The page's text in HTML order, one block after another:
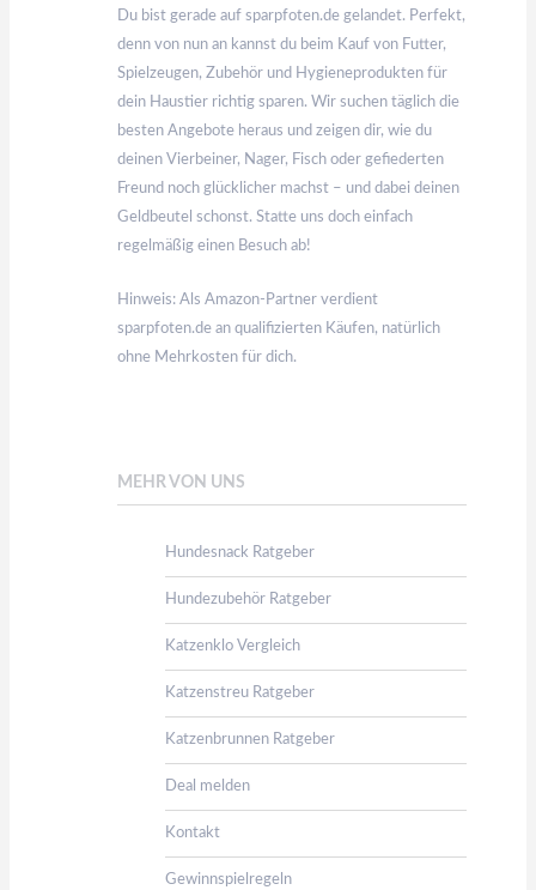
Du bist gerade auf sparpfoten.de gelandet. Perfekt,
denn von nun an kannst du beim Kauf von Futter,
Spielzeugen, Zubehör und Hygieneprodukten für
dein Haustier richtig sparen. Wir suchen täglich die
besten Angebote heraus und zeigen dir, wie du
deinen Vierbeiner, Nager, Fisch oder gefiederten
Freund noch glücklicher machst – und dabei deinen
Geldbeutel schonst. Statte uns doch einfach
regelmäßig einen Besuch ab!
Hinweis: Als Amazon-Partner verdient
sparpfoten.de an qualifizierten Käufen, natürlich
ohne Mehrkosten für dich.
MEHR VON UNS
Hundesnack Ratgeber
Hundezubehör Ratgeber
Katzenklo Vergleich
Katzenstreu Ratgeber
Katzenbrunnen Ratgeber
Deal melden
Kontakt
Gewinnspielregeln